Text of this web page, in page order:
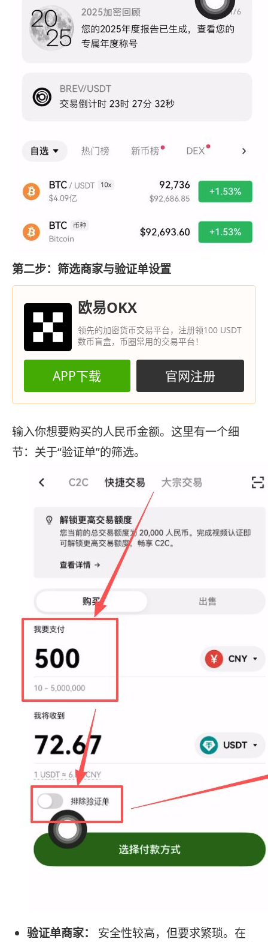
第二步：筛选商家与验证单设置
欧易OKX
领先的加密货币交易平台，注册领100 USDT
数币盲盒，币圈常用的交易平台！
APP下载 官网注册
输入你想要购买的人民币金额。这里有一个细
节：关于“验证单”的筛选。
验证单商家：
安全性较高，但要求繁琐。在